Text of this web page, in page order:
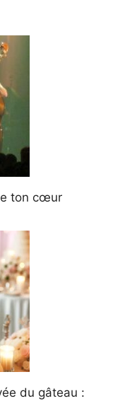
ton cœur
du gâteau :